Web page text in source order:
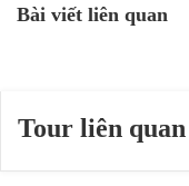
Bài viết liên quan
Tour liên quan